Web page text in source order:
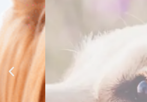
Ofertas
Echa un vistazo a nuestras ultimas